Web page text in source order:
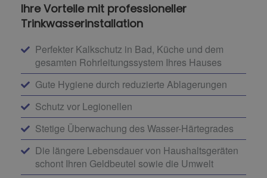
Ihre Vorteile mit professioneller
Trinkwasserinstallation
Perfekter Kalkschutz in Bad, Küche und dem
gesamten Rohrleitungssystem Ihres Hauses
Gute Hygiene durch reduzierte Ablagerungen
Schutz vor Legionellen
Stetige Überwachung des Wasser-Härtegrades
Die längere Lebensdauer von Haushaltsgeräten
schont Ihren Geldbeutel sowie die Umwelt